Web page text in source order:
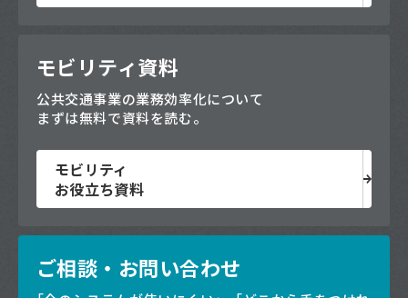
モビリティ資料
公共交通事業の業務効率化について
まずは無料で資料を読む。
モビリティ
お役立ち資料
ご相談・お問い合わせ